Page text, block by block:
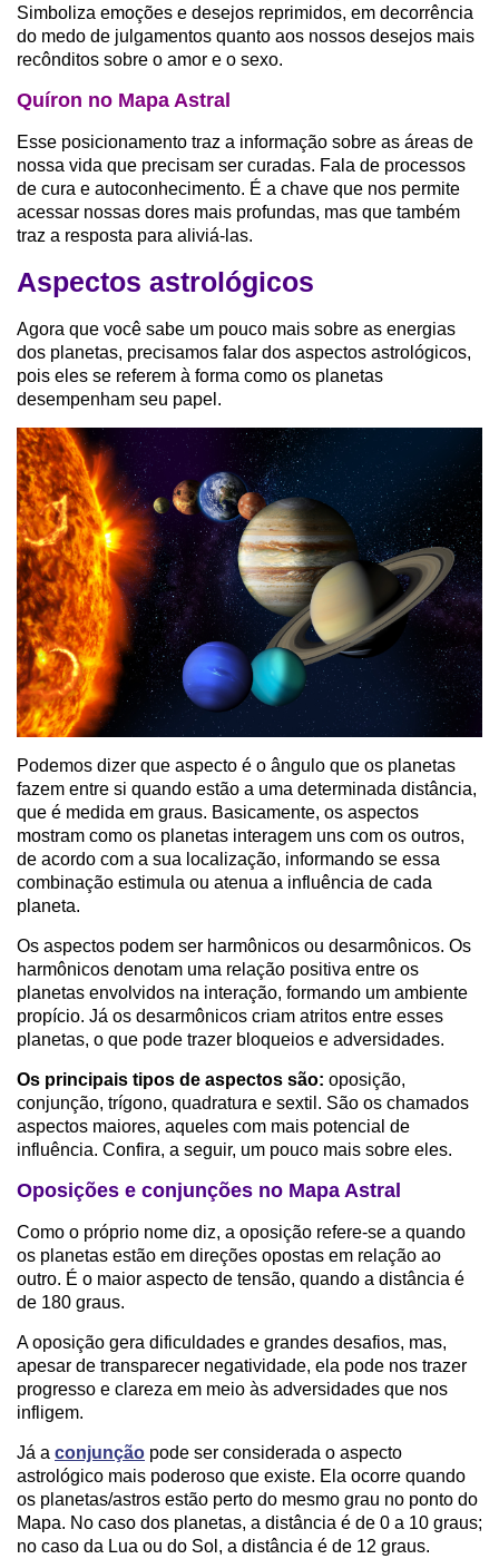
Simboliza emoções e desejos reprimidos, em decorrência
do medo de julgamentos quanto aos nossos desejos mais
recônditos sobre o amor e o sexo.
Quíron no Mapa Astral
Esse posicionamento traz a informação sobre as áreas de
nossa vida que precisam ser curadas. Fala de processos
de cura e autoconhecimento. É a chave que nos permite
acessar nossas dores mais profundas, mas que também
traz a resposta para aliviá-las.
Aspectos astrológicos
Agora que você sabe um pouco mais sobre as energias
dos planetas, precisamos falar dos aspectos astrológicos,
pois eles se referem à forma como os planetas
desempenham seu papel.
Podemos dizer que aspecto é o ângulo que os planetas
fazem entre si quando estão a uma determinada distância,
que é medida em graus. Basicamente, os aspectos
mostram como os planetas interagem uns com os outros,
de acordo com a sua localização, informando se essa
combinação estimula ou atenua a influência de cada
planeta.
Os aspectos podem ser harmônicos ou desarmônicos. Os
harmônicos denotam uma relação positiva entre os
planetas envolvidos na interação, formando um ambiente
propício. Já os desarmônicos criam atritos entre esses
planetas, o que pode trazer bloqueios e adversidades.
Os principais tipos de aspectos são: oposição,
conjunção, trígono, quadratura e sextil. São os chamados
aspectos maiores, aqueles com mais potencial de
influência. Confira, a seguir, um pouco mais sobre eles.
Oposições e conjunções no Mapa Astral
Como o próprio nome diz, a oposição refere-se a quando
os planetas estão em direções opostas em relação ao
outro. É o maior aspecto de tensão, quando a distância é
de 180 graus.
A oposição gera dificuldades e grandes desafios, mas,
apesar de transparecer negatividade, ela pode nos trazer
progresso e clareza em meio às adversidades que nos
infligem.
Já a conjunção pode ser considerada o aspecto
astrológico mais poderoso que existe. Ela ocorre quando
os planetas/astros estão perto do mesmo grau no ponto do
Mapa. No caso dos planetas, a distância é de 0 a 10 graus;
no caso da Lua ou do Sol, a distância é de 12 graus.